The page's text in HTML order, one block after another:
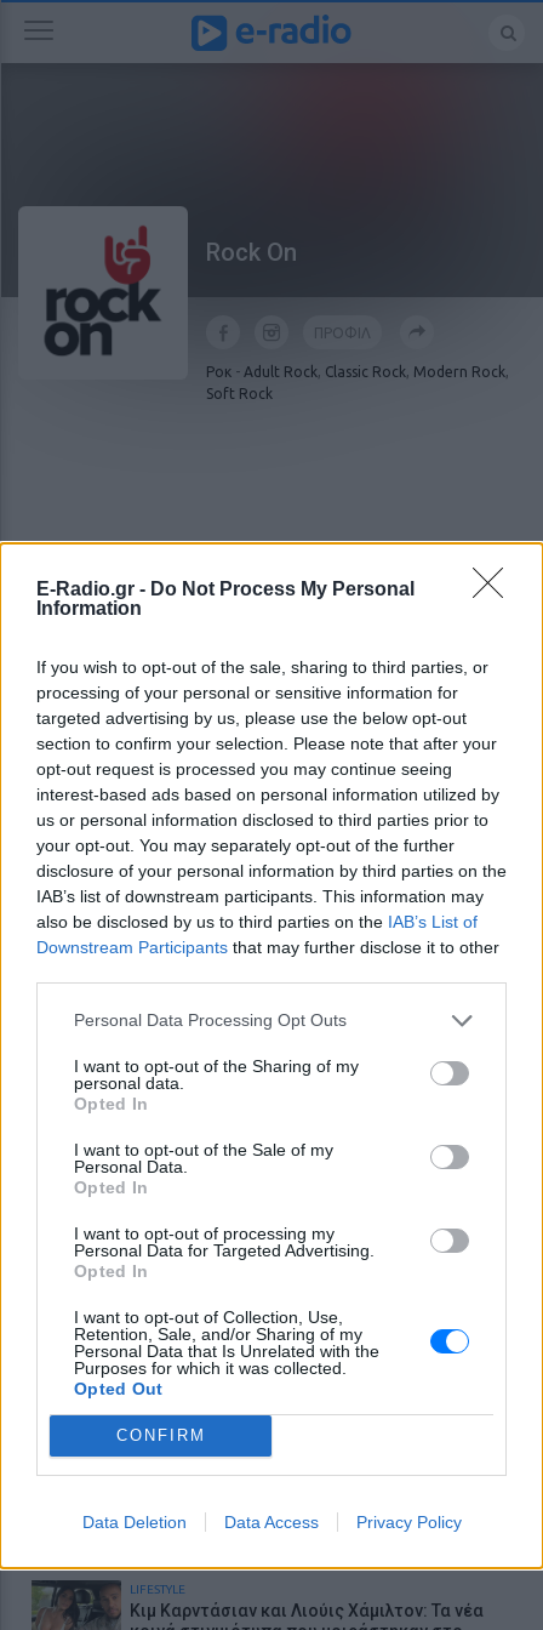
E-Radio.gr - Do Not Process My Personal
Information
If you wish to opt-out of the sale, sharing to third parties, or
processing of your personal or sensitive information for
targeted advertising by us, please use the below opt-out
section to confirm your selection. Please note that after your
opt-out request is processed you may continue seeing
interest-based ads based on personal information utilized by
us or personal information disclosed to third parties prior to
your opt-out. You may separately opt-out of the further
disclosure of your personal information by third parties on the
IAB’s list of downstream participants. This information may
also be disclosed by us to third parties on the IAB’s List of
Downstream Participants that may further disclose it to other
Personal Data Processing Opt Outs
I want to opt-out of the Sharing of my
personal data.
Opted In
I want to opt-out of the Sale of my
Personal Data.
Opted In
I want to opt-out of processing my
Personal Data for Targeted Advertising.
Opted In
I want to opt-out of Collection, Use,
Retention, Sale, and/or Sharing of my
Personal Data that Is Unrelated with the
Purposes for which it was collected.
Opted Out
CONFIRM
Data Deletion Data Access Privacy Policy
Rock On
ΠΡΟΦΙΛ
Ροκ - Adult Rock, Classic Rock, Modern Rock,
Soft Rock
ΣΗΜΕΡΑ ΡΟΗ ΠΟΛΙΤΙΣΜΟΣ
ΕΙΔΗΣΕΙΣ
Μήλος: Οι φωτογραφίες από τον
απεγκλωβισμό 33χρονου τουρίστα που είχε
εγκλωβιστεί σε βράχο 20 μέτρων στη
ΕΙΔΗΣΕΙΣ
Μεταφορές μέσω IRIS και ΑΑΔΕ: Τι ισχύει για
χαρτζιλίκια, δωρεές και γονικές παροχές
ΕΙΔΗΣΕΙΣ
Μήλος: Ο χειριστής του ελικοπτέρου που
στην Αρχή Πολιτικής Αεροπορίας
ΕΙΔΗΣΕΙΣ
Νίκος Καλογερόπουλος: Πού και πότε θα
τελεστεί η κηδεία του – Η τελευταία επιθυμία
που η οικογένεια τίμησε
Επιτρέπεται να προσπεράσεις περιπολικό; Τι
λέει ο ΚΟΚ που οι περισσότεροι αγνοούν
ΕΙΔΗΣΕΙΣ
Βενιζέλειο Νοσοκομείο Ηρακλείου: Νέα
κατάρρευση οροφής – Τι διεκδικούν οι
εργαζόμενοι
Extreme Makeover Home Edition με τον Σπύρο
Σούλη: Το νέο trailer του ΑΝΤ1 που μας άφησε
LIFESTYLE
Κιμ Καρντάσιαν και Λιούις Χάμιλτον: Τα νέα